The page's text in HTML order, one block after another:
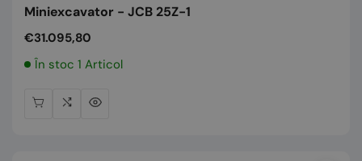
Miniexcavator - JCB 25Z-1
Preț
normal
€31.095,80
În stoc 1 Articol